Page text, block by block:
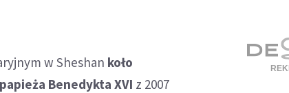
w Sheshan koło
papieża Benedykta XVI z 2007